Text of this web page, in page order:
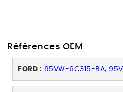
Références OEM
FORD : 95VW-6C315-BA,